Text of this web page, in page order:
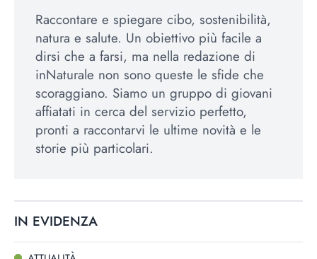
Raccontare e spiegare cibo, sostenibilità,
natura e salute. Un obiettivo più facile a
dirsi che a farsi, ma nella redazione di
inNaturale non sono queste le sfide che
scoraggiano. Siamo un gruppo di giovani
affiatati in cerca del servizio perfetto,
pronti a raccontarvi le ultime novità e le
storie più particolari.
IN EVIDENZA